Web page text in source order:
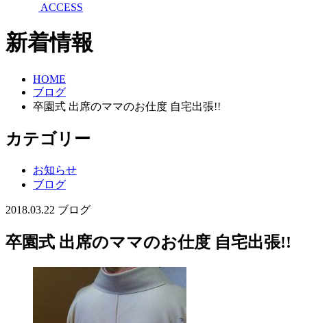
ACCESS
新着情報
HOME
ブログ
卒園式 出席のママのお仕度 自宅出張!!
カテゴリー
お知らせ
ブログ
2018.03.22 ブログ
卒園式 出席のママのお仕度 自宅出張!!